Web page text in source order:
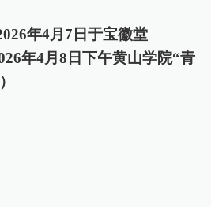
年4月7日于宝徽堂
年4月8日下午黄山学院“青